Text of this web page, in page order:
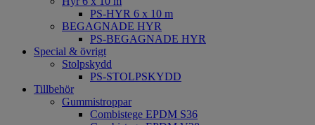
PS-HYR 6 x 10 m
BEGAGNADE HYR
PS-BEGAGNADE HYR
Special & övrigt
Stolpskydd
PS-STOLPSKYDD
Tillbehör
Gummistroppar
Combistege EPDM S36